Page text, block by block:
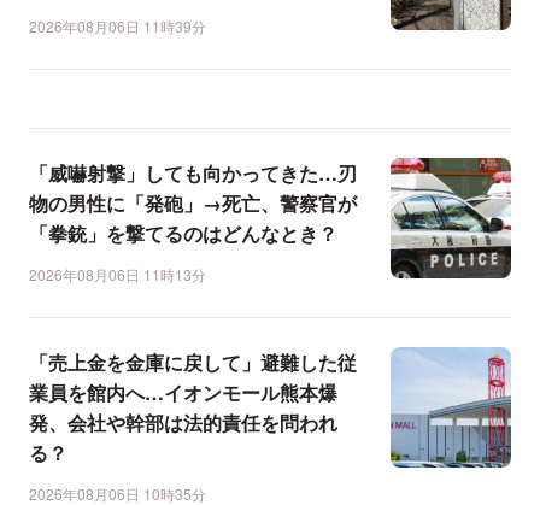
2026年08月06日 11時39分
「威嚇射撃」しても向かってきた…刃
物の男性に「発砲」→死亡、警察官が
「拳銃」を撃てるのはどんなとき？
2026年08月06日 11時13分
「売上金を金庫に戻して」避難した従
業員を館内へ…イオンモール熊本爆
発、会社や幹部は法的責任を問われ
る？
2026年08月06日 10時35分